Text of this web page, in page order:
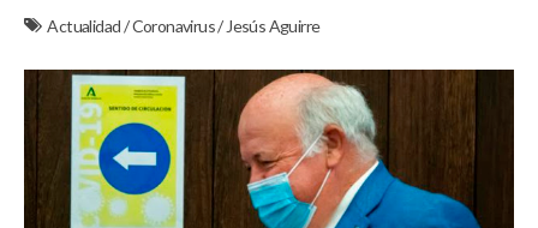
Actualidad/Coronavirus/ Jesús Aguirre